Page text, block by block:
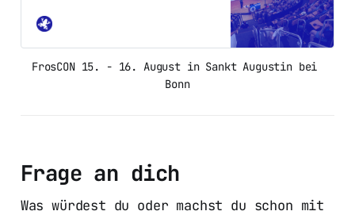
FrosCON 15. - 16. August in Sankt Augustin bei
Bonn
Frage an dich
Was würdest du oder machst du schon mit